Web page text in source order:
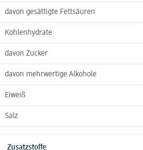
davon gesättigte Fettsäuren
Kohlenhydrate
davon Zucker
davon mehrwertige Alkohole
Eiweiß
Salz
Zusatzstoffe